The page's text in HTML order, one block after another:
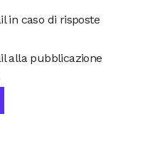
in caso di risposte
alla pubblicazione